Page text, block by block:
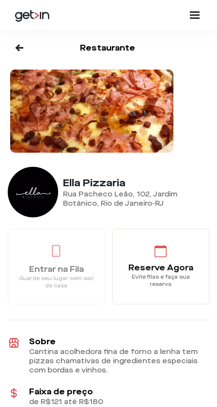
<- Restaurante
Ella Pizzaria
Rua Pacheco Leão, 102, Jardim
Botânico, Rio de Janeiro-RJ
Entrar na Fila
Guarde seu lugar sem sair
de casa
Reserve Agora
Evite filas e faça sua
reserva
Sobre
Cantina acolhedora fina de forno a lenha tem
pizzas chamativas de ingredientes especiais
com bordas e vinhos.
Faixa de preço
de R$121 até R$180